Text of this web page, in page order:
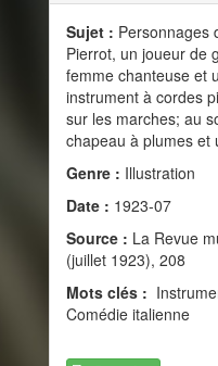
Sujet : Personnages
Pierrot, un joueur de
femme chanteuse et
instrument à cordes
sur les marches; au
chapeau à plumes et
Genre : Illustration
Date : 1923-07
Source : La Revue
(juillet 1923), 208
Mots clés :
Comédie italienne